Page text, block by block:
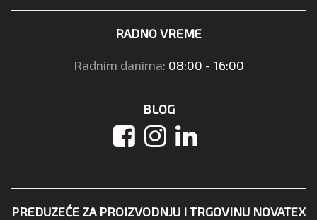
RADNO VREME
Radnim danima: 08:00 - 16:00
BLOG
PREDUZEĆE ZA PROIZVODNJU I TRGOVINU NOVATEX